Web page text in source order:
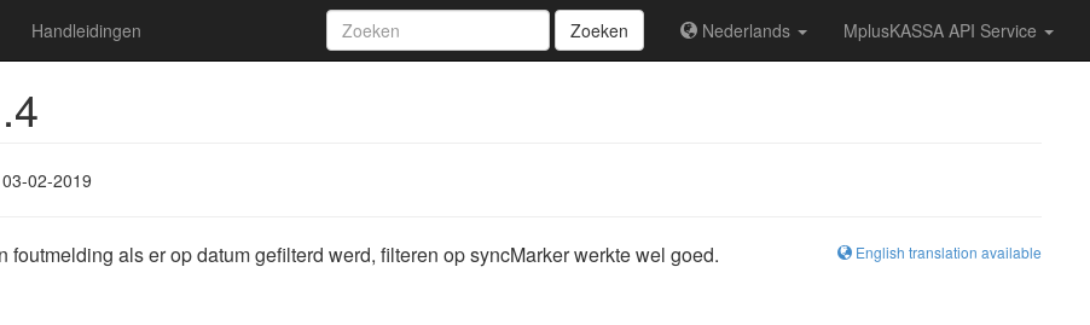
Zoeken Nederlands MplusKASSA API Service
Handleidingen
03-02-2019
English translation available
foutmelding als er op datum gefilterd werd, filteren op syncMarker werkte wel goed.